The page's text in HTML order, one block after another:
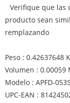
Verifique que las
producto sean
remplazando
Peso : 0.42637648
Volumen : 0.00059
Modelo : APFD-053S
UPC-EAN :